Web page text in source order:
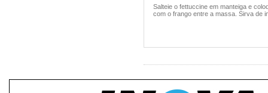
Salteie o fettuccine em manteiga e
com o frango entre a massa. Sirva de